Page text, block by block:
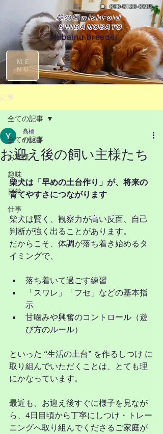
☎090-8129-0395
柴の郷wishFold
SHIBANOSATO
shibainu breeder
ME
NU
記事
全ての記事
お客様
趣味
日常
仕事
全ての記事
お迎え後の飼い主様たち
髙橋
1月8日
柴犬は「早めの土台作り」が、将来の
育てやすさにつながります
柴犬は賢く、観察力が高い反面、自己
判断が強く出ることがあります。
だからこそ、体調が落ち着き始めるタ
イミングで、
落ち着いて過ごす練習
「スワレ」「フセ」などの基本指
示
甘噛みや興奮のコントロール（遊
び方のルール）
といった “生活の土台” を作るしつけ に
取り組んでいただくことは、とても理
にかなっています。
最近も、お迎え後すぐに様子を見なが
ら、4日目頃から丁寧にしつけ・トレー
ニングへ取り組んでくださるご家庭が